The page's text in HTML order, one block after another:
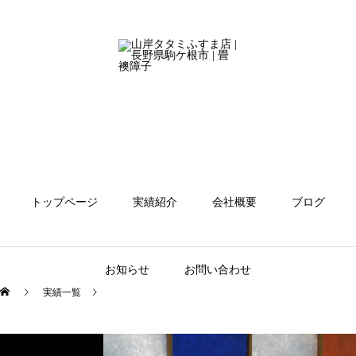
トップページ 実績紹介 会社概要 ブログ
お知らせ お問い合わせ
実績一覧